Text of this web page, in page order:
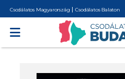
Csodálatos Magyarország Csodálatos Balaton